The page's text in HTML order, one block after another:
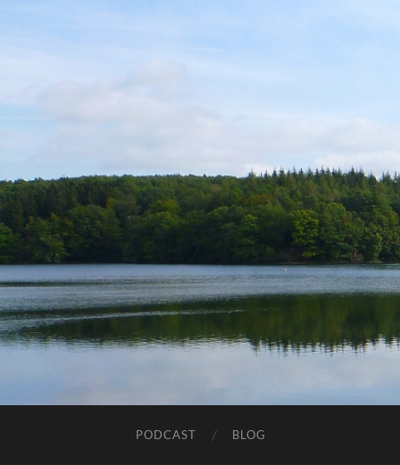
PODCAST BLOG